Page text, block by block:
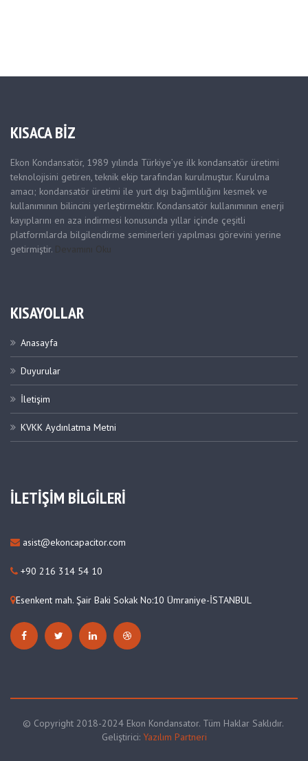
KISACA BİZ
Ekon Kondansatör, 1989 yılında Türkiye’ye ilk kondansatör üretimi
teknolojisini getiren, teknik ekip tarafından kurulmuştur. Kurulma
amacı; kondansatör üretimi ile yurt dışı bağımlılığını kesmek ve
kullanımının bilincini yerleştirmektir. Kondansatör kullanımının enerji
kayıplarını en aza indirmesi konusunda yıllar içinde çeşitli
platformlarda bilgilendirme seminerleri yapılması görevini yerine
getirmiştir. Devamını Oku
KISAYOLLAR
Anasayfa
Duyurular
İletişim
KVKK Aydınlatma Metni
İLETİŞİM BİLGİLERİ
asist@ekoncapacitor.com
+90 216 314 54 10
Esenkent mah. Şair Baki Sokak No:10 Ümraniye-İSTANBUL
© Copyright 2018-2024 Ekon Kondansator. Tüm Haklar Saklıdır.
Geliştirici: Yazılım Partneri